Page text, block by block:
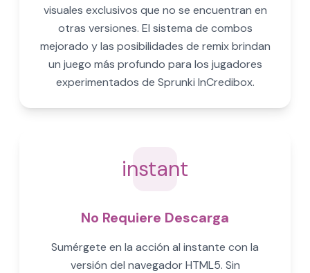
visuales exclusivos que no se encuentran en
otras versiones. El sistema de combos
mejorado y las posibilidades de remix brindan
un juego más profundo para los jugadores
experimentados de Sprunki InCredibox.
instant
No Requiere Descarga
Sumérgete en la acción al instante con la
versión del navegador HTML5. Sin